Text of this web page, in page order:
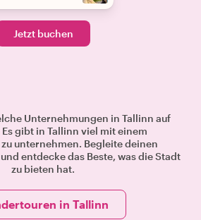
Jetzt buchen
Unternehmungen in Tallinn auf
gibt in Tallinn viel mit einem
unternehmen. Begleite deinen
entdecke das Beste, was die Stadt
zu bieten hat.
in Tallinn